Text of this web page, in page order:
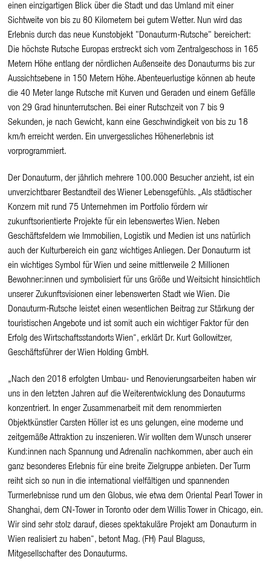
einen einzigartigen Blick über die Stadt und das Umland mit einer
Sichtweite von bis zu 80 Kilometern bei gutem Wetter. Nun wird das
Erlebnis durch das neue Kunstobjekt "Donauturm-Rutsche" bereichert:
Die höchste Rutsche Europas erstreckt sich vom Zentralgeschoss in 165
Metern Höhe entlang der nördlichen Außenseite des Donauturms bis zur
Aussichtsebene in 150 Metern Höhe. Abenteuerlustige können ab heute
die 40 Meter lange Rutsche mit Kurven und Geraden und einem Gefälle
von 29 Grad hinunterrutschen. Bei einer Rutschzeit von 7 bis 9
Sekunden, je nach Gewicht, kann eine Geschwindigkeit von bis zu 18
km/h erreicht werden. Ein unvergessliches Höhenerlebnis ist
vorprogrammiert.
Der Donauturm, der jährlich mehrere 100.000 Besucher anzieht, ist ein
unverzichtbarer Bestandteil des Wiener Lebensgefühls. „Als städtischer
Konzern mit rund 75 Unternehmen im Portfolio fördern wir
zukunftsorientierte Projekte für ein lebenswertes Wien. Neben
Geschäftsfeldern wie Immobilien, Logistik und Medien ist uns natürlich
auch der Kulturbereich ein ganz wichtiges Anliegen. Der Donauturm ist
ein wichtiges Symbol für Wien und seine mittlerweile 2 Millionen
Bewohner:innen und symbolisiert für uns Größe und Weitsicht hinsichtlich
unserer Zukunftsvisionen einer lebenswerten Stadt wie Wien. Die
Donauturm-Rutsche leistet einen wesentlichen Beitrag zur Stärkung der
touristischen Angebote und ist somit auch ein wichtiger Faktor für den
Erfolg des Wirtschaftsstandorts Wien“, erklärt Dr. Kurt Gollowitzer,
Geschäftsführer der Wien Holding GmbH.
„Nach den 2018 erfolgten Umbau- und Renovierungsarbeiten haben wir
uns in den letzten Jahren auf die Weiterentwicklung des Donauturms
konzentriert. In enger Zusammenarbeit mit dem renommierten
Objektkünstler Carsten Höller ist es uns gelungen, eine moderne und
zeitgemäße Attraktion zu inszenieren. Wir wollten dem Wunsch unserer
Kund:innen nach Spannung und Adrenalin nachkommen, aber auch ein
ganz besonderes Erlebnis für eine breite Zielgruppe anbieten. Der Turm
reiht sich so nun in die international vielfältigen und spannenden
Turmerlebnisse rund um den Globus, wie etwa dem Oriental Pearl Tower in
Shanghai, dem CN-Tower in Toronto oder dem Willis Tower in Chicago, ein.
Wir sind sehr stolz darauf, dieses spektakuläre Projekt am Donauturm in
Wien realisiert zu haben“, betont Mag. (FH) Paul Blaguss,
Mitgesellschafter des Donauturms.